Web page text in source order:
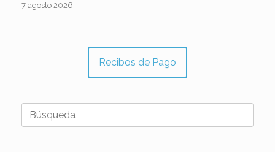
7 agosto 2026
Recibos de Pago
Buscar: